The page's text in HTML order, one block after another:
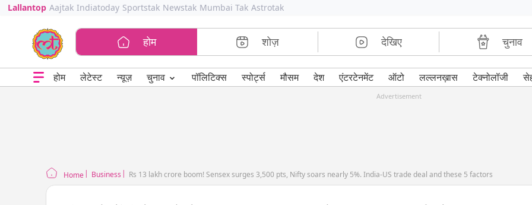
Lallantop Aajtak Indiatoday Sportstak Newstak Mumbai Tak Astrotak
होम शोज़ देखिए चुनाव
होम लेटेस्ट न्यूज़ चुनाव ⌄ पॉलिटिक्स स्पोर्ट्स मौसम देश एंटरटेनमेंट ऑटो लल्लनख़ास टेक्नोलॉजी
Advertisement
Home Business Rs 13 lakh crore boom! Sensex surges 3,500 pts, Nifty soars nearly 5%. India-US trade deal and these 5 factors